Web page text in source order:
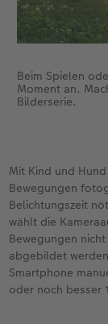
Beim Spielen
Moment an.
Bilderserie.
Mit Kind und
Bewegungen
Belichtungszeit
wählt die
Bewegungen
abgebildet
Smartphone
oder noch besser